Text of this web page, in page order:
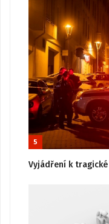
5
Vyjádření k